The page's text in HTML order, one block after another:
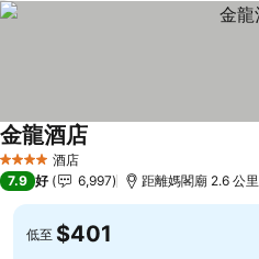
4 星級 酒店
金龍酒店
7.9 好 6,997 距離媽閣廟 2.6 公里
低至 $401